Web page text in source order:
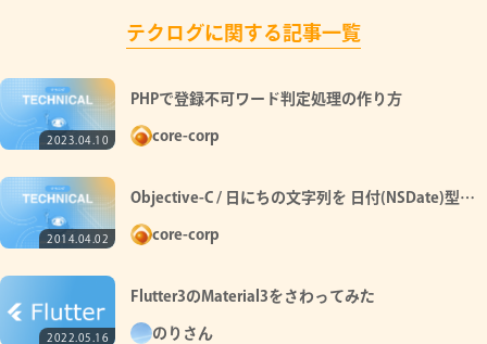
テクログに関する記事一覧
2023.04.10
PHPで登録不可ワード判定処理の作り方
core-corp
2014.04.02
Objective-C / 日にちの文字列を 日付(NSDate)型に
変換
core-corp
2022.05.16
Flutter3のMaterial3をさわってみた
のりさん